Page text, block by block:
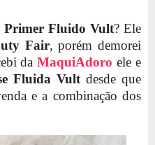
Primer Fluido Vult? Ele
Fair, porém demorei
daMaquiAdoro ele e
Fluida Vultdesde que
e a combinação dos